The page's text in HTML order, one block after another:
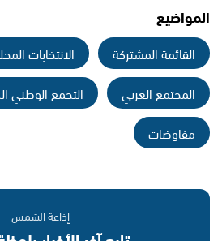
المواضيع
القائمة المشتركة
الانتخابات
المجتمع العربي
التجمع الوطني
مفاوضات
إذاعة الشمس